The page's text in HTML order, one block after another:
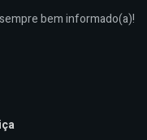
bem informado(a)!